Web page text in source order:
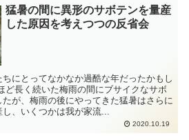
猛暑の間に異形のサボテンを量産
した原因を考えつつの反省会
にとってなかなか過酷な年だったかもし
ど長く続いた梅雨の間にブサイクなサボ
が、梅雨の後にやってきた猛暑はさらに
、いくつかは我が家流...
2020.10.19